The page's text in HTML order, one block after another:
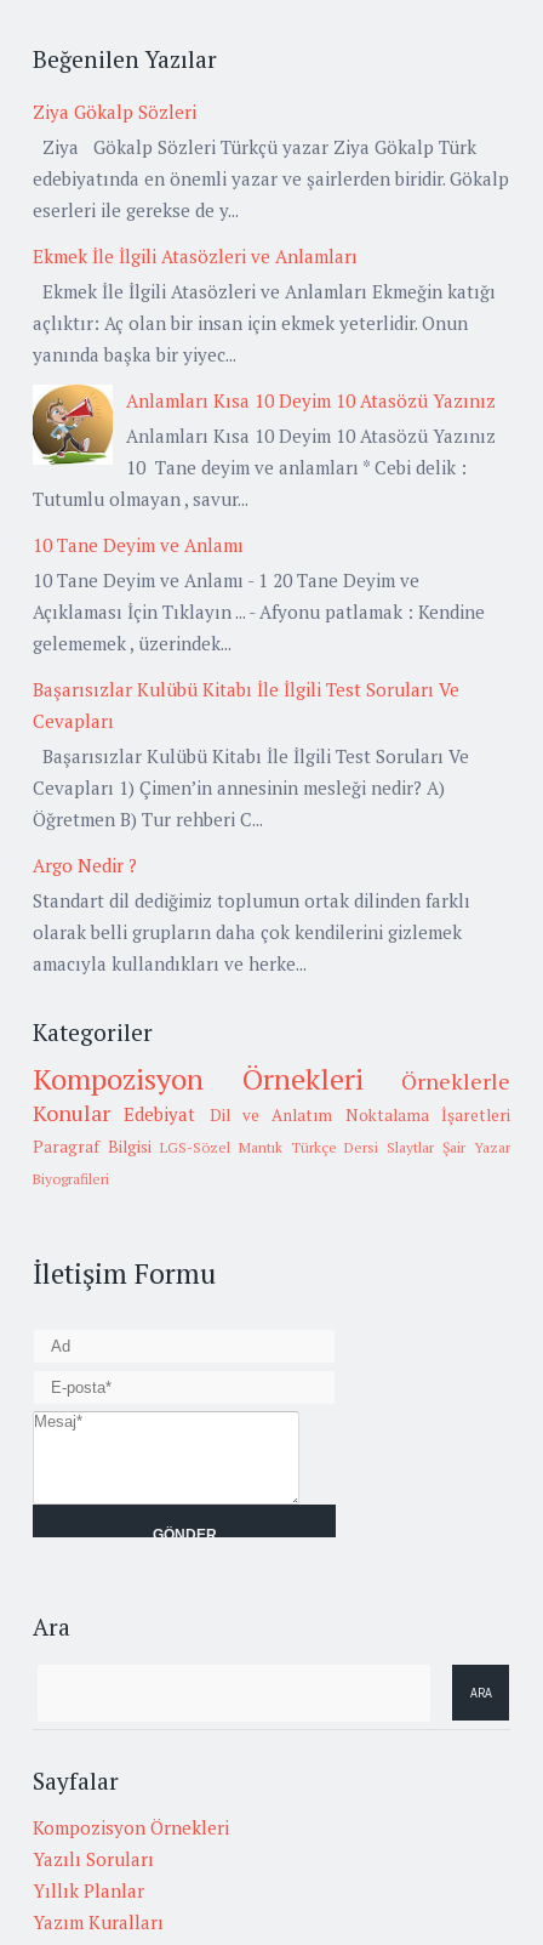
Beğenilen Yazılar
Ziya Gökalp Sözleri
Ziya Gökalp Sözleri Türkçü yazar Ziya Gökalp Türk
edebiyatında en önemli yazar ve şairlerden biridir. Gökalp
eserleri ile gerekse de y...
Ekmek İle İlgili Atasözleri ve Anlamları
Ekmek İle İlgili Atasözleri ve Anlamları Ekmeğin katığı
açlıktır: Aç olan bir insan için ekmek yeterlidir. Onun
yanında başka bir yiyec...
Anlamları Kısa 10 Deyim 10 Atasözü Yazınız
Anlamları Kısa 10 Deyim 10 Atasözü Yazınız
10 Tane deyim ve anlamları * Cebi delik :
Tutumlu olmayan , savur...
10 Tane Deyim ve Anlamı
10 Tane Deyim ve Anlamı - 1 20 Tane Deyim ve
Açıklaması İçin Tıklayın ... - Afyonu patlamak : Kendine
gelememek , üzerindek...
Başarısızlar Kulübü Kitabı İle İlgili Test Soruları Ve
Cevapları
Başarısızlar Kulübü Kitabı İle İlgili Test Soruları Ve
Cevapları 1) Çimen’in annesinin mesleği nedir? A)
Öğretmen B) Tur rehberi C...
Argo Nedir ?
Standart dil dediğimiz toplumun ortak dilinden farklı
olarak belli grupların daha çok kendilerini gizlemek
amacıyla kullandıkları ve herke...
Kategoriler
Kompozisyon Örnekleri
Örneklerle
Konular Edebiyat Dil ve Anlatım
Noktalama İşaretleri
Paragraf Bilgisi LGS-Sözel Mantık Türkçe Dersi Slaytlar Şair Yazar
Biyografileri
İletişim Formu
Ara
Sayfalar
Kompozisyon Örnekleri
Yazılı Soruları
Yıllık Planlar
Yazım Kuralları